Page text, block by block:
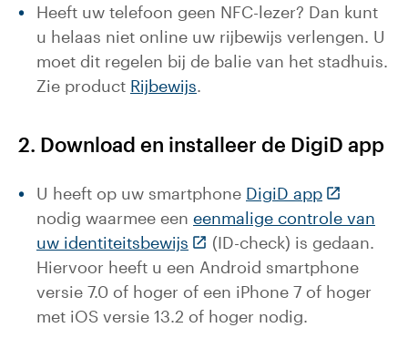
Heeft uw telefoon geen NFC-lezer? Dan kunt
u helaas niet online uw rijbewijs verlengen. U
moet dit regelen bij de balie van het stadhuis.
Zie product Rijbewijs.
2. Download en installeer de DigiD app
U heeft op uw smartphone DigiD app(Deze link
nodig waarmee een eenmalige controle van
uw identiteitsbewijs (Deze link gaat naar een
(ID-check) is gedaan.
Hiervoor heeft u een Android smartphone
versie 7.0 of hoger of een iPhone 7 of hoger
met iOS versie 13.2 of hoger nodig.